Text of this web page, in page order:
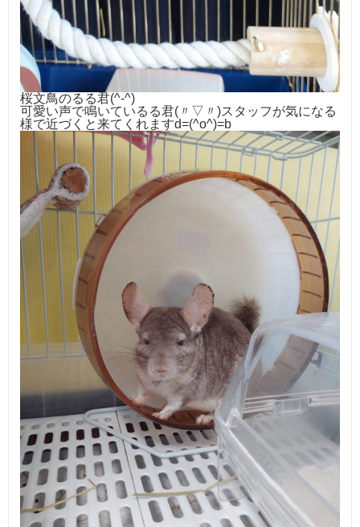
桜文鳥のるる君(^-^)
可愛い声で鳴いているる君(〃▽〃)スタッフが気になる
様で近づくと来てくれますd=(^o^)=b